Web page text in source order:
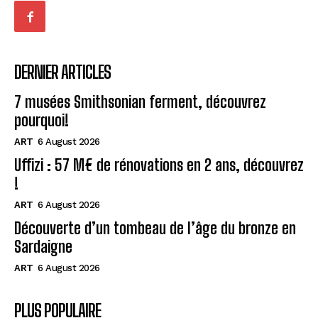
DERNIER ARTICLES
7 musées Smithsonian ferment, découvrez
pourquoi!
ART 6 August 2026
Uffizi : 57 M€ de rénovations en 2 ans, découvrez
!
ART 6 August 2026
Découverte d’un tombeau de l’âge du bronze en
Sardaigne
ART 6 August 2026
PLUS POPULAIRE